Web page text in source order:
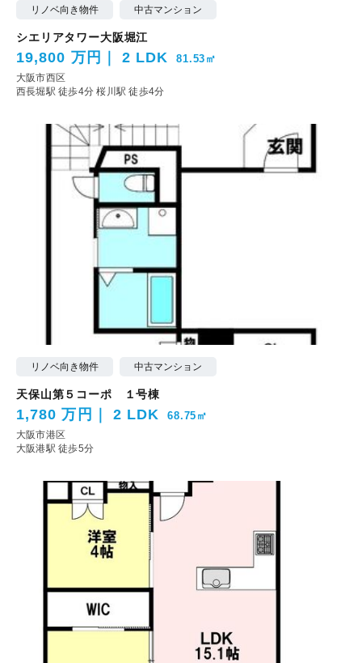
リノベ向き物件 中古マンション
シエリアタワー大阪堀江
19,800 万円 2 LDK 81.53㎡
大阪市西区
西長堀駅 徒歩4分桜川駅 徒歩4分
リノベ向き物件 中古マンション
天保山第５コーポ １号棟
1,780 万円 2 LDK 68.75㎡
大阪市港区
大阪港駅 徒歩5分